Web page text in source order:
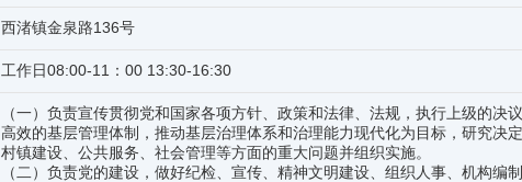
西渚镇金泉路136号
工作日08:00-11：00 13:30-16:30
（一）负责宣传贯彻党和国家各项方针、政策和法律、法规，执行上级的决
高效的基层管理体制，推动基层治理体系和治理能力现代化为目标，研究决定
村镇建设、公共服务、社会管理等方面的重大问题并组织实施。
（二）负责党的建设，做好纪检、宣传、精神文明建设、组织人事、机构编